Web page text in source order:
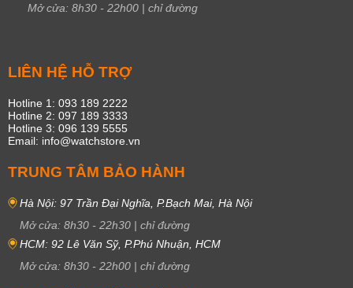
Mở cửa: 8h30 - 22h00 | chỉ đường
LIÊN HỆ HỖ TRỢ
Hotline 1: 093 189 2222
Hotline 2: 097 189 3333
Hotline 3: 096 139 5555
Email: info@watchstore.vn
TRUNG TÂM BẢO HÀNH
Hà Nội: 97 Trần Đại Nghĩa, P.Bạch Mai, Hà Nội
Mở cửa: 8h30 - 22h30 | chỉ đường
HCM: 92 Lê Văn Sỹ, P.Phú Nhuận, HCM
Mở cửa: 8h30 - 22h00 | chỉ đường